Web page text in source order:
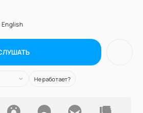
English
Не работает?